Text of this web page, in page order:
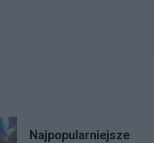
Najpopularniejsze